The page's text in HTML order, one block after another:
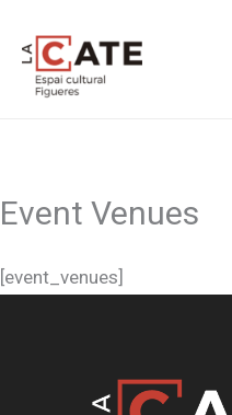
contingut
Event Venues
[event_venues]